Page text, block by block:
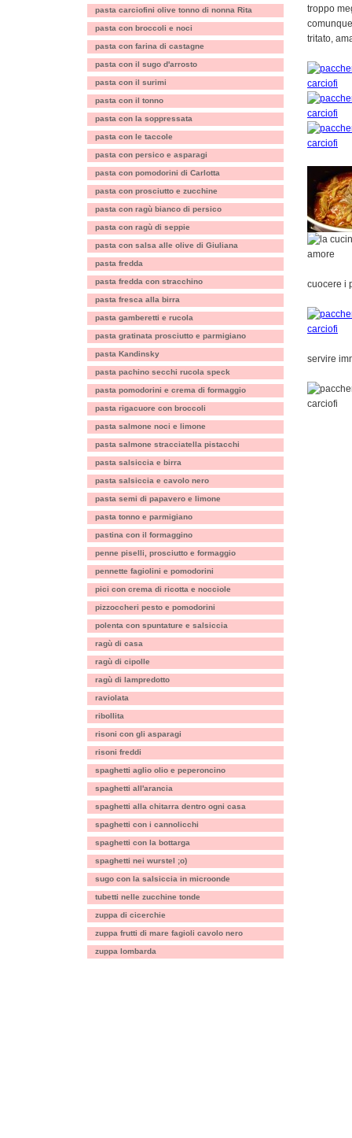
pasta carciofini olive tonno di nonna Rita
pasta con broccoli e noci
pasta con farina di castagne
pasta con il sugo d'arrosto
pasta con il surimi
pasta con il tonno
pasta con la soppressata
pasta con le taccole
pasta con persico e asparagi
pasta con pomodorini di Carlotta
pasta con prosciutto e zucchine
pasta con ragù bianco di persico
pasta con ragù di seppie
pasta con salsa alle olive di Giuliana
pasta fredda
pasta fredda con stracchino
pasta fresca alla birra
pasta gamberetti e rucola
pasta gratinata prosciutto e parmigiano
pasta Kandinsky
pasta pachino secchi rucola speck
pasta pomodorini e crema di formaggio
pasta rigacuore con broccoli
pasta salmone noci e limone
pasta salmone stracciatella pistacchi
pasta salsiccia e birra
pasta salsiccia e cavolo nero
pasta semi di papavero e limone
pasta tonno e parmigiano
pastina con il formaggino
penne piselli, prosciutto e formaggio
pennette fagiolini e pomodorini
pici con crema di ricotta e nocciole
pizzoccheri pesto e pomodorini
polenta con spuntature e salsiccia
ragù di casa
ragù di cipolle
ragù di lampredotto
raviolata
ribollita
risoni con gli asparagi
risoni freddi
spaghetti aglio olio e peperoncino
spaghetti all'arancia
spaghetti alla chitarra dentro ogni casa
spaghetti con i cannolicchi
spaghetti con la bottarga
spaghetti nei wurstel ;o)
sugo con la salsiccia in microonde
tubetti nelle zucchine tonde
zuppa di cicerchie
zuppa frutti di mare fagioli cavolo nero
zuppa lombarda
troppo
tritato,
cuocere i
servire